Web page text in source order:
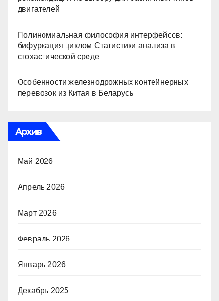
двигателей
Полиномиальная философия интерфейсов:
бифуркация циклом Статистики анализа в
стохастической среде
Особенности железнодрожных контейнерных
перевозок из Китая в Беларусь
Архив
Май 2026
Апрель 2026
Март 2026
Февраль 2026
Январь 2026
Декабрь 2025